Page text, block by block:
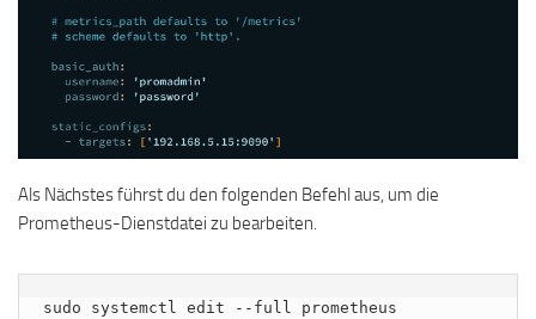
Als Nächstes führst du den folgenden Befehl aus, um die
Prometheus-Dienstdatei zu bearbeiten.
sudo systemctl edit --full prometheus